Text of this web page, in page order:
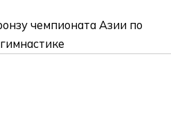
чемпионата Азии по